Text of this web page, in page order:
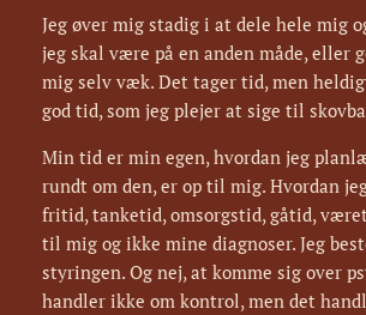
Jeg øver mig stadig i at dele hele mig
jeg skal være på en anden måde, eller
mig selv væk. Det tager tid, men
god tid, som jeg plejer at sige til
Min tid er min egen, hvordan jeg
rundt om den, er op til mig. Hvordan
fritid, tanketid, omsorgstid, gåtid,
til mig og ikke mine diagnoser. Jeg
styringen. Og nej, at komme sig over
handler ikke om kontrol, men det